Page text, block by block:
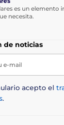
Cuidado de la
es un elemento
necesita.
de noticias
e-mail
acepto el
.